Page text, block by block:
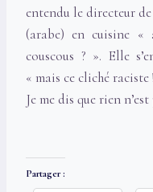
entendu le directeur
(arabe) en cuisine
couscous ? ». Elle
« mais ce cliché raciste
Je me dis que rien
Partager :